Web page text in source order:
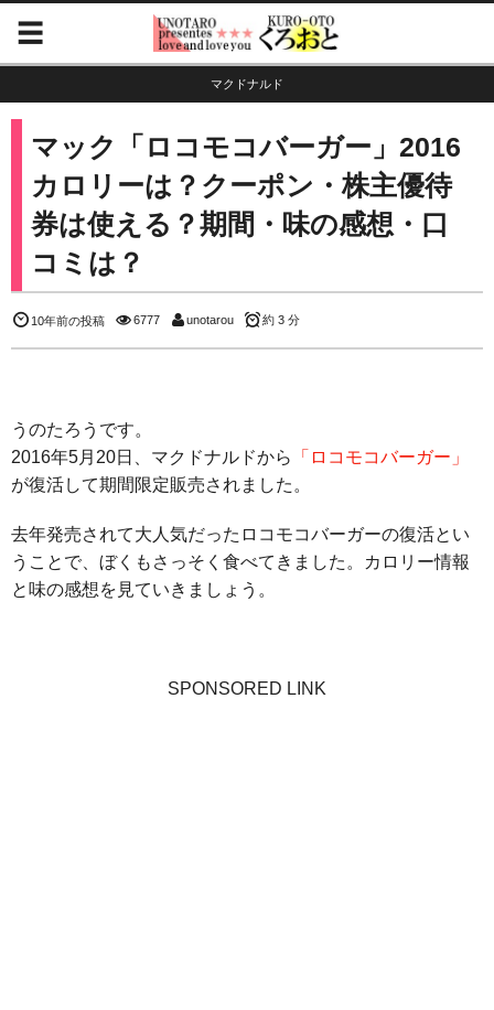
マクドナルド
マック「ロコモコバーガー」2016
カロリーは？クーポン・株主優待
券は使える？期間・味の感想・口
コミは？
10年前の投稿 6777 unotarou 約 3 分
うのたろうです。
2016年5月20日、マクドナルドから
「ロコモコバーガー」
が復活して期間限定販売されました。
去年発売されて大人気だったロコモコバーガーの復活とい
うことで、ぼくもさっそく食べてきました。カロリー情報
と味の感想を見ていきましょう。
SPONSORED LINK